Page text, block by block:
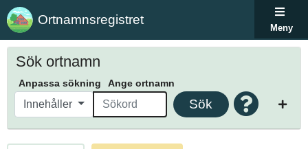
Ortnamnsregistret
Meny
Sök ortnamn
Anpassa sökning Ange ortnamn
Innehåller Sök